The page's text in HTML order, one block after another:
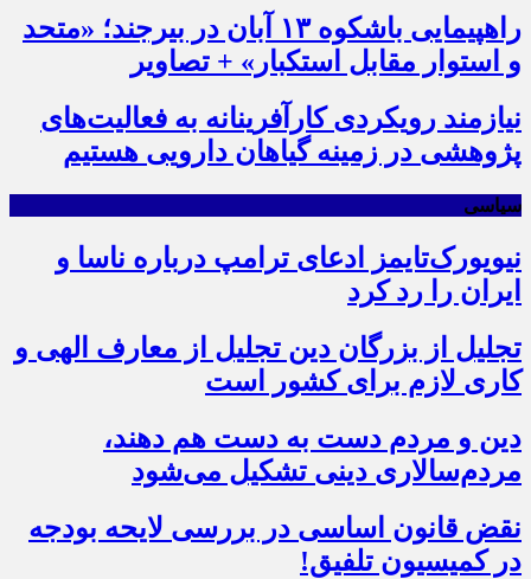
راهپیمایی باشکوه ۱۳ آبان در بیرجند؛ «متحد
و استوار مقابل استکبار» + تصاویر
نیازمند رویکردی کارآفرینانه به فعالیت‌های
پژوهشی در زمینه گیاهان دارویی هستیم
سیاسی
نیویورک‌تایمز ادعای ترامپ درباره ناسا و
ایران را رد کرد
تجلیل از بزرگان دین تجلیل از معارف الهی و
کاری لازم برای کشور است
دین و مردم دست به‌ دست هم دهند،
مردم‌سالاری دینی تشکیل می‌شود
نقض قانون اساسی در بررسی لایحه بودجه
در کمیسیون تلفیق!